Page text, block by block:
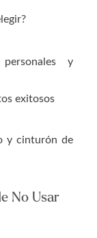
y
exitosos
y cinturón de
No Usar